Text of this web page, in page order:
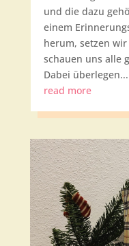
und die dazu
einem
herum, setzen
schauen uns alle
Dabei überlegen...
read more